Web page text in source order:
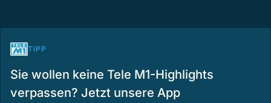
TIPP
Sie wollen keine Tele M1-Highlights
verpassen? Jetzt unsere App